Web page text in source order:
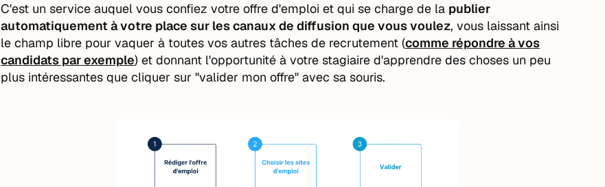
C'est un service auquel vous confiez votre offre d'emploi et qui se charge de la publier
automatiquement à votre place sur les canaux de diffusion que vous voulez, vous laissant ainsi
le champ libre pour vaquer à toutes vos autres tâches de recrutement (comme répondre à vos
candidats par exemple) et donnant l'opportunité à votre stagiaire d'apprendre des choses un peu
plus intéressantes que cliquer sur "valider mon offre" avec sa souris.